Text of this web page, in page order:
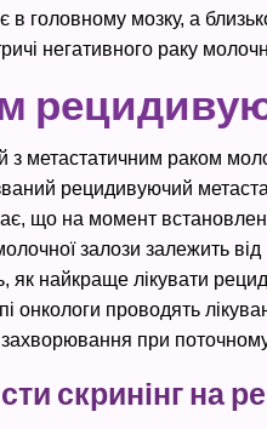
в головному мозку, а
негативного раку
метастатичним раком
рецидивуючий
що на момент
залози залежить
як найкраще лікувати
онкологи проводять
при
скринінг на